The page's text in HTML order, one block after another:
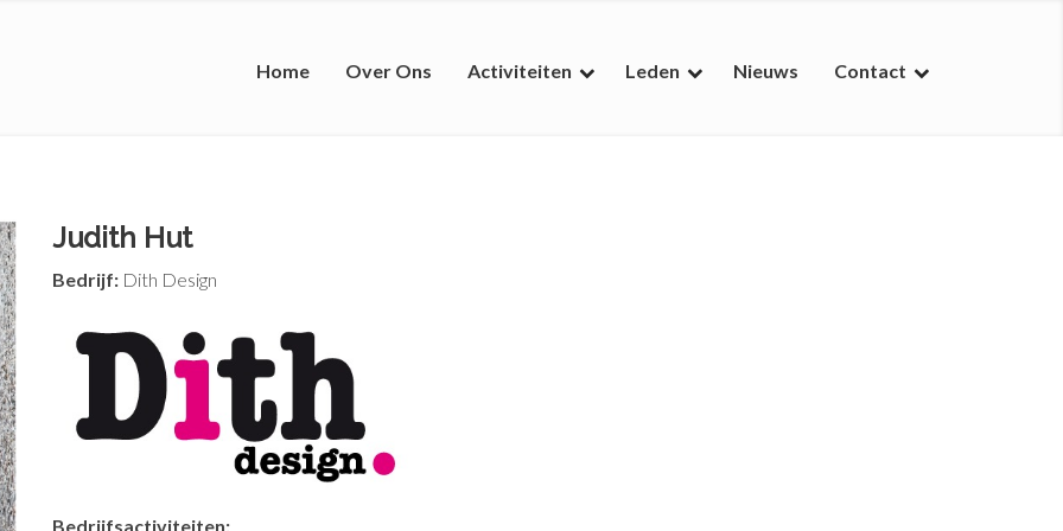
Home Over Ons Activiteiten Leden Nieuws Contact
Judith Hut
Bedrijf:Dith Design
Bedrijfsactiviteiten: